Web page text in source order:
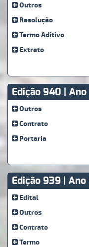
Outros
Resolução
Termo Aditivo
Extrato
Edição 940 |
Outros
Contrato
Portaria
Edição 939 | Ano
Edital
Outros
Contrato
Termo